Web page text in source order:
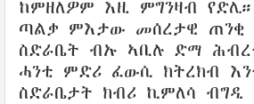
ከምዘለዎም እዚ ምግንዛብ
ጣልቃ ምእታው መሰረታዊ ጠንቂ
ስድራቤት ብኡ ኣቢሉ ድማ
ሓንቲ ምድሪ ፈውሲ ክትረክብ
ስድራቤታት ክብሪ ኪምለሳ ብግዲ